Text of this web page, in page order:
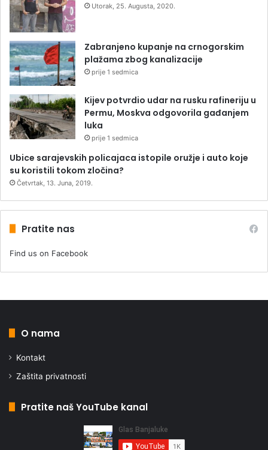
Utorak, 25. Augusta, 2020.
Zabranjeno kupanje na crnogorskim
plažama zbog kanalizacije
prije 1 sedmica
Kijev potvrdio udar na rusku rafineriju u
Permu, Moskva odgovorila gađanjem
luka
prije 1 sedmica
Ubice sarajevskih policajaca istopile oružje i auto koje
su koristili tokom zločina?
Četvrtak, 13. Juna, 2019.
Pratite nas
Find us on Facebook
O nama
Kontakt
Zaštita privatnosti
Pratite naš YouTube kanal